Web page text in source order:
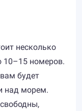
несколько
10–15 номеров.
будет
над морем.